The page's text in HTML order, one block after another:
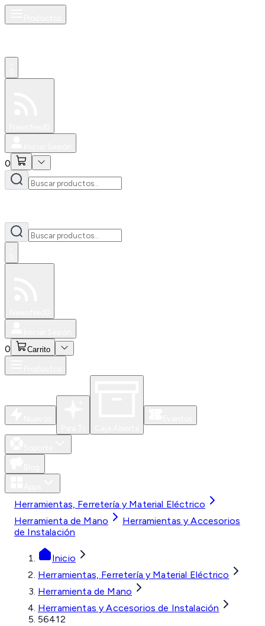
0
0 Carrito
Herramientas, Ferretería y Material Eléctrico
Herramienta de Mano
Herramientas y Accesorios
de Instalación
Inicio
Herramientas, Ferretería y Material Eléctrico
Herramienta de Mano
Herramientas y Accesorios de Instalación
56412